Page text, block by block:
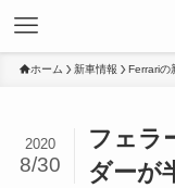
ホーム 新車情報 Ferrariの
フェラ
ダーが
2020
8/30